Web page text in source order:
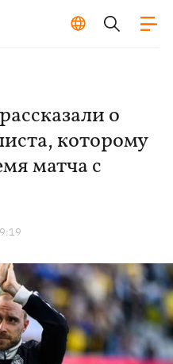
о
которому
матча с